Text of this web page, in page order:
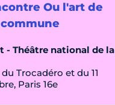
Ou l'art de
- Théâtre national de la
du Trocadéro et du 11
Paris 16e